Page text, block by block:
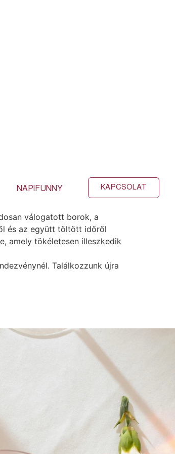
NAPIFUNNY KAPCSOLAT
válogatott borok, a
és az együtt töltött időről
amely tökéletesen illeszkedik
Találkozzunk újra